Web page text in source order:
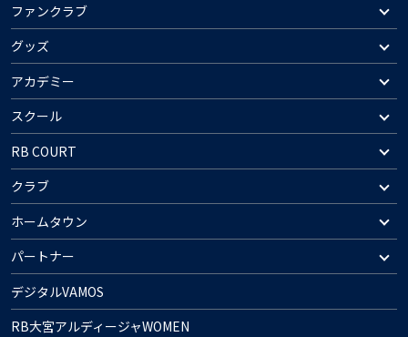
ファンクラブ
グッズ
アカデミー
スクール
RB COURT
クラブ
ホームタウン
パートナー
デジタルVAMOS
RB大宮アルディージャWOMEN